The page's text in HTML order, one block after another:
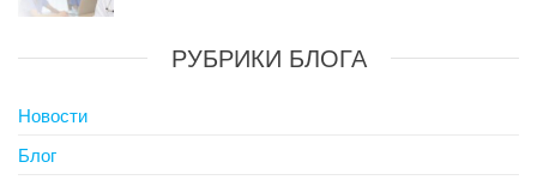
РУБРИКИ БЛОГА
Новости
Блог